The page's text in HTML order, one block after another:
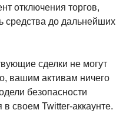
отключения торгов,
средства до дальнейших
сделки не могут
вашим активам ничего
безопасности
своем Twitter-аккаунте.